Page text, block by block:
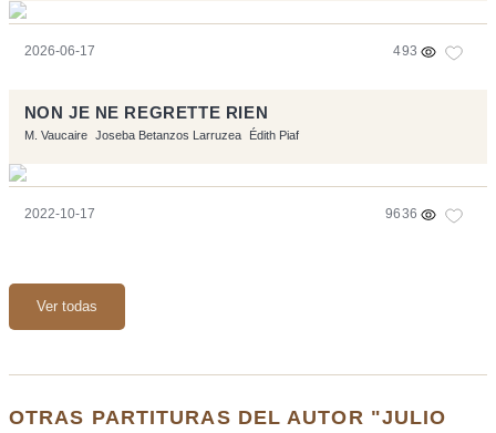
2026-06-17 493
NON JE NE REGRETTE RIEN
M. Vaucaire Joseba Betanzos Larruzea Édith Piaf
2022-10-17 9636
Ver todas
OTRAS PARTITURAS DEL AUTOR "JULIO